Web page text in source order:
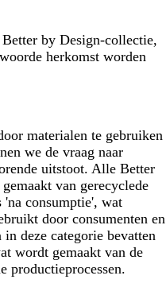
by Design-collectie,
herkomst worden
materialen te gebruiken
we de vraag naar
uitstoot. Alle Better
van gerecyclede
consumptie', wat
door consumenten en
deze categorie bevatten
wordt gemaakt van de
productieprocessen.